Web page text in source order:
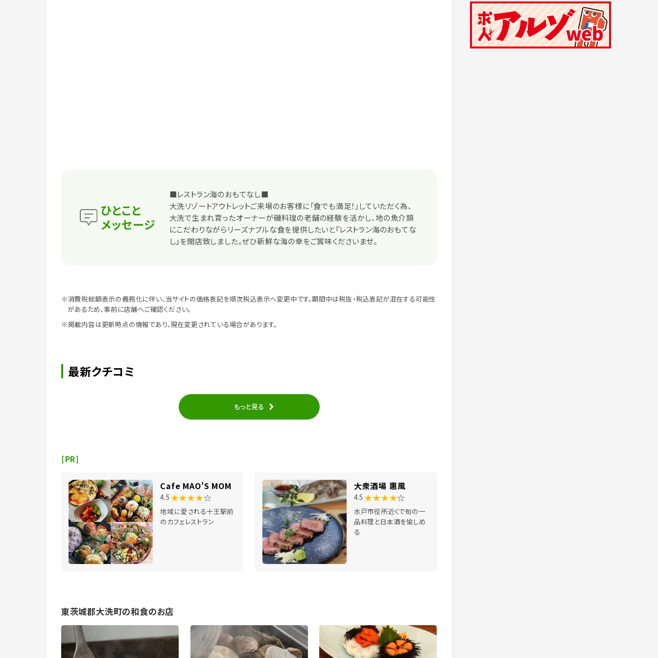
ひとこと
メッセージ
■レストラン海のおもてなし■
大洗リゾートアウトレットご来場のお客様に「食でも満足！」していただく為、
大洗で生まれ育ったオーナーが磯料理の老舗の経験を活かし、地の魚介類
にこだわりながらリーズナブルな食を提供したいと『レストラン海のおもてな
し』を開店致しました。ぜひ新鮮な海の幸をご賞味くださいませ。
※消費税総額表示の義務化に伴い、当サイトの価格表記を順次税込表示へ変更中です。期間中は税抜・税込表記が混在する可能性
があるため、事前に店舗へご確認ください。
※掲載内容は更新時点の情報であり、現在変更されている場合があります。
最新クチコミ
もっと見る
[PR]
Cafe MAO'S MOM
4.5 ★★★★☆
地域に愛される十王駅前
のカフェレストラン
大衆酒場 惠風
4.5 ★★★★☆
水戸市役所近くで旬の一
品料理と日本酒を愉しめ
る
東茨城郡大洗町の和食のお店